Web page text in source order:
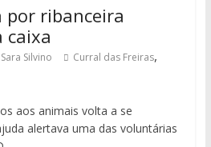
por ribanceira
caixa
Sara Silvino Curral das Freiras,
aos animais volta a se
alertava uma das voluntárias